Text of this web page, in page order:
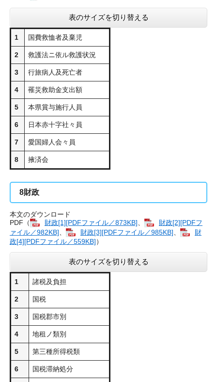
表のサイズを切り替える
1 国費救恤者及棄児
2 救護法ニ依ル救護状況
3 行旅病人及死亡者
4 罹災救助金支出額
5 本県賞与施行人員
6 日本赤十字社々員
7 愛国婦人会々員
8 掖済会
8財政
本文のダウンロード
PDF（
財政[1][PDFファイル／873KB]
財政[2][PDFフ
ァイル／982KB]
財政[3][PDFファイル／985KB]
財
政[4][PDFファイル／559KB]）
表のサイズを切り替える
1 諸税及負担
2 国税
3 国税郡市別
4 地租ノ類別
5 第三種所得税類
6 国税滞納処分